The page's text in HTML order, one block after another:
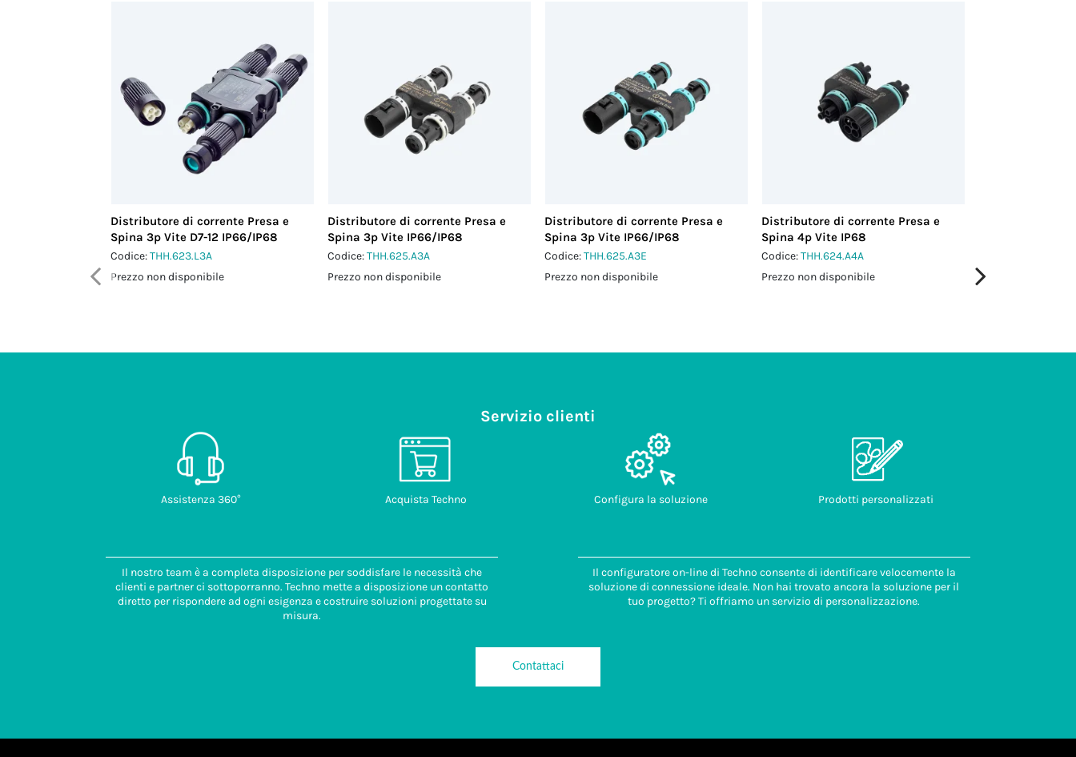
Distributore di corrente Presa e
Spina 3p Vite D7-12 IP66/IP68
Codice:THH.623.L3A
Prezzo non disponibile
Distributore di corrente Presa e
Spina 3p Vite IP66/IP68
Codice:THH.625.A3A
Prezzo non disponibile
Distributore di corrente Presa e
Spina 3p Vite IP66/IP68
Codice:THH.625.A3E
Prezzo non disponibile
Distributore di corrente Presa e
Spina 4p Vite IP68
Codice:THH.624.A4A
Prezzo non disponibile
Prezzo non
Servizio clienti
Assistenza 360° Acquista Techno Configura la soluzione Prodotti personalizzati
Il nostro team è a completa disposizione per soddisfare le necessità che
clienti e partner ci sottoporranno. Techno mette a disposizione un contatto
diretto per rispondere ad ogni esigenza e costruire soluzioni progettate su
misura.
Il configuratore on-line di Techno consente di identificare velocemente la
soluzione di connessione ideale. Non hai trovato ancora la soluzione per il
tuo progetto? Ti offriamo un servizio di personalizzazione.
Contattaci